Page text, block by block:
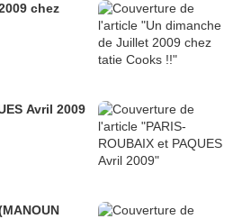
chez
Avril 2009